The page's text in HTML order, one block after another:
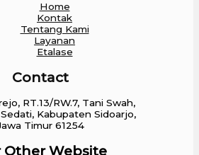
Home
Kontak
Tentang Kami
Layanan
Etalase
Contact
RT.13/RW.7, Tani Swah,
Kabupaten Sidoarjo,
Timur 61254
Other Website